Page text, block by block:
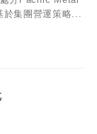
於集團營運策略...